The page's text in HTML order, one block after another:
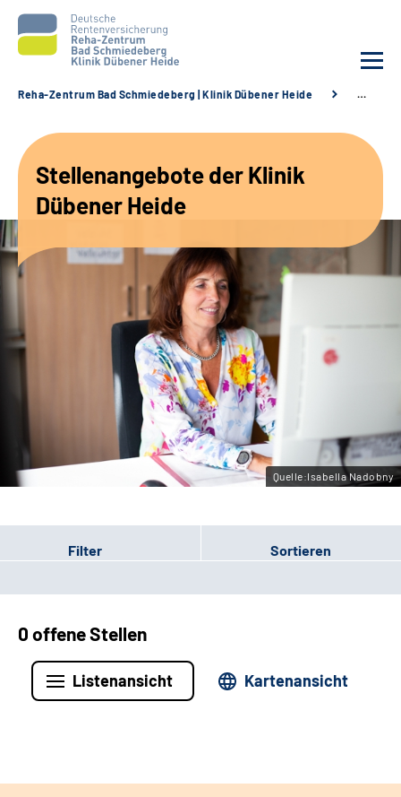
Unsere Angebote
Karriere
Sozialdienste & Zuweisende
Leichte Sprache
Gebärdensprache
Reha-Zentrum Bad Schmiedeberg | Klinik Dübener Heide …
Stellenangebote der Klinik
Dübener Heide
Quelle:Isabella Nadobny
Filter Sortieren
0 offene Stellen
Listenansicht Kartenansicht